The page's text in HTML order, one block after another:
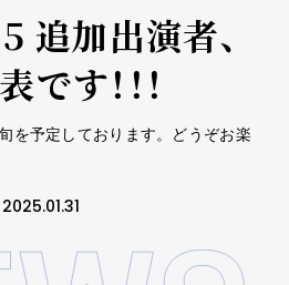
追加出演者、
す！！！
を予定しております。どうぞお楽
2025.01.31